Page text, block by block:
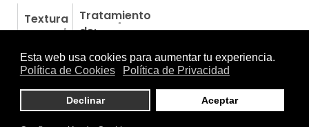
Textura
Tratamiento
de:
Otros productos de Eucerin